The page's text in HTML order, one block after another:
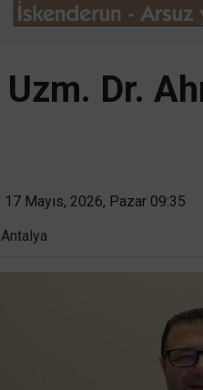
Uzm. Dr.
17 Mayıs, 2026, Pazar 09:35
Antalya